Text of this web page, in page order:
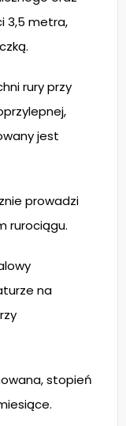
3,5 metra,
rury przy
jest
prowadzi
rurociągu.
na
stopień